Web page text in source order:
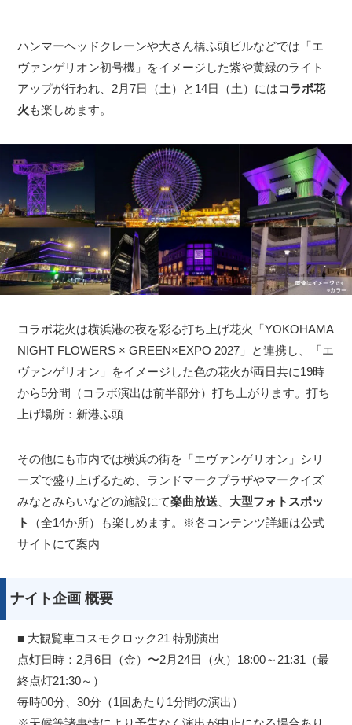
ハンマーヘッドクレーンや大さん橋ふ頭ビルなどでは「エ
ヴァンゲリオン初号機」をイメージした紫や黄緑のライト
アップが行われ、2月7日（土）と14日（土）にはコラボ花
火 も楽しめます。
コラボ花火は横浜港の夜を彩る打ち上げ花火「YOKOHAMA
NIGHT FLOWERS × GREEN×EXPO 2027」と連携し、「エ
ヴァンゲリオン」をイメージした色の花火が両日共に19時
から5分間（コラボ演出は前半部分）打ち上がります。打ち
上げ場所：新港ふ頭
その他にも市内では横浜の街を「エヴァンゲリオン」シリ
ーズで盛り上げるため、ランドマークプラザやマークイズ
みなとみらいなどの施設にて楽曲放送
大型フォトスポッ
ト
（全14か所）も楽しめます。※各コンテンツ詳細は公式
サイトにて案内
ナイト企画 概要
■ 大観覧車コスモクロック21 特別演出
点灯⽇時：2⽉6⽇（金）〜2⽉24⽇（火）18:00～21:31（最
終点灯21:30～）
毎時00分、30分（1回あたり1分間の演出）